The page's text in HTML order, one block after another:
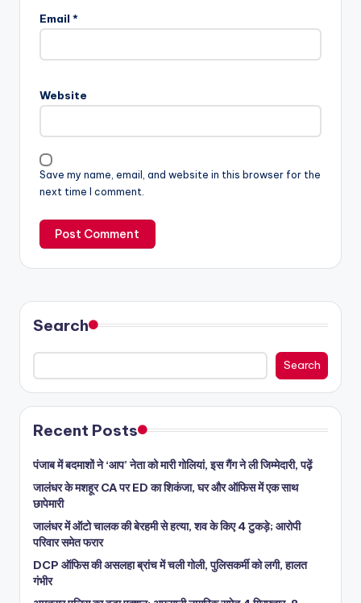
Email *
Website
Save my name, email, and website in this browser for the
next time I comment.
Search
Search
Recent Posts
पंजाब में बदमाशों ने ‘आप’ नेता को मारी गोलियां, इस गैंग ने ली जिम्मेदारी, पढ़ें
जालंधर के मशहूर CA पर ED का शिकंजा, घर और ऑफिस में एक साथ
छापेमारी
जालंधर में ऑटो चालक की बेरहमी से हत्या, शव के किए 4 टुकड़े; आरोपी
परिवार समेत फरार
DCP ऑफिस की असलहा ब्रांच में चली गोली, पुलिसकर्मी को लगी, हालत
गंभीर